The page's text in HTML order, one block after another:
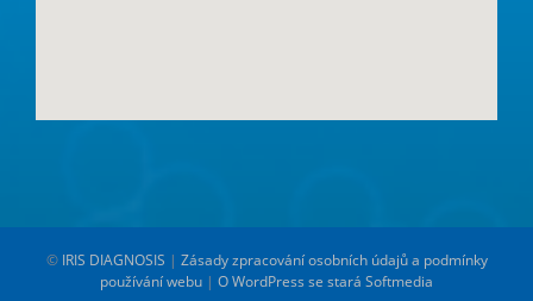
© IRIS DIAGNOSIS | Zásady zpracování osobních údajů a podmínky
používání webu | O WordPress se stará Softmedia